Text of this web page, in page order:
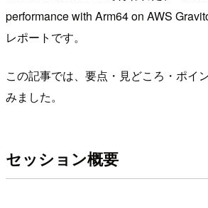
performance with Arm64 on AWS
レポートです。
この記事では、要点・見どころ・ポイ
みました。
セッション概要